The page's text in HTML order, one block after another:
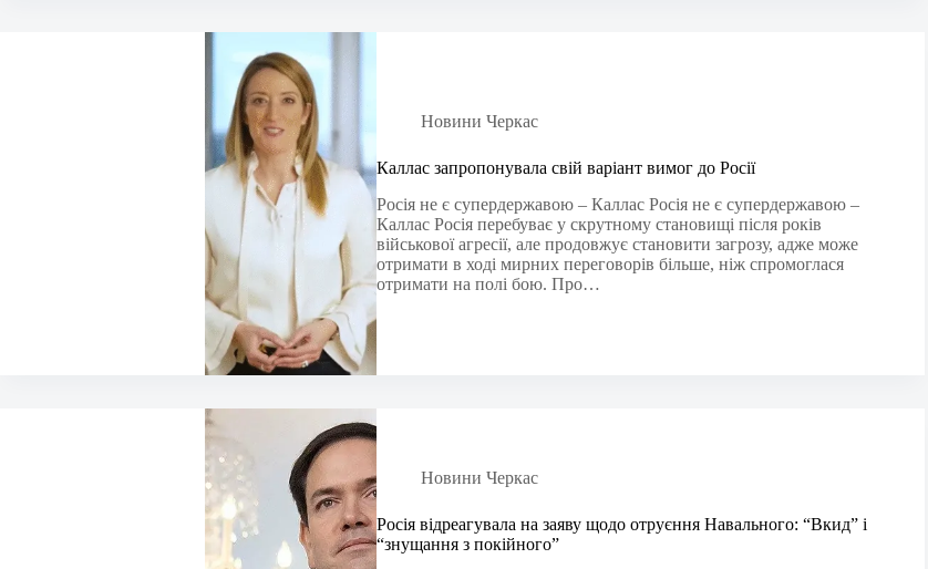
Новини Черкас
Каллас запропонувала свій варіант вимог до Росії
Росія не є супердержавою – Каллас Росія не є супердержавою –
Каллас Росія перебуває у скрутному становищі після років
військової агресії, але продовжує становити загрозу, адже може
отримати в ході мирних переговорів більше, ніж спромоглася
отримати на полі бою. Про…
Новини Черкас
Росія відреагувала на заяву щодо отруєння Навального: “Вкид” і
“знущання з покійного”